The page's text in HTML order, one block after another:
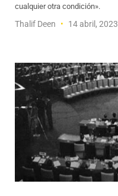
cualquier otra condición».
Thalif Deen 14 abril, 2023